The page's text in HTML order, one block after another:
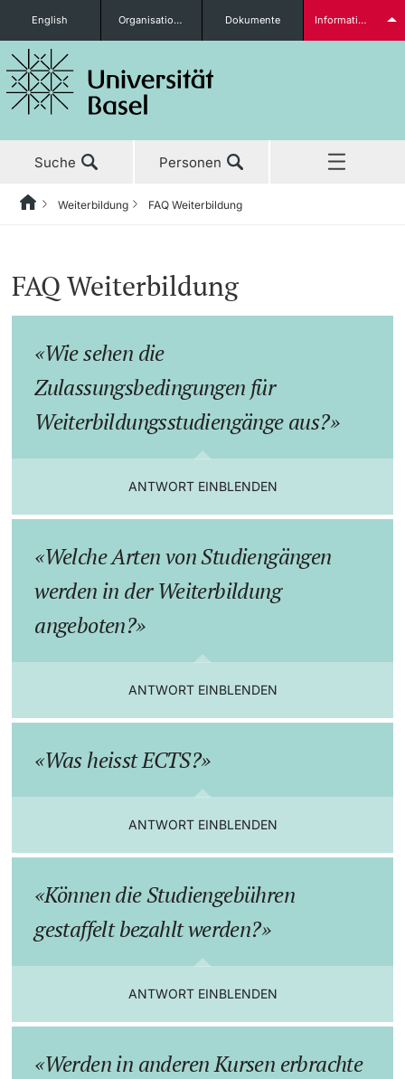
Studieninteressierte
weitere Informationen
Doktorierende
weitere Informationen
English Organisationseinheiten Dokumente Informationen für...
Suche Personen
Studium
Forschung
Lehre
Studienangebot
Insights Weiterbildung
Infoveranstaltungen & Events
Informationen & Materialien
HomeZurückWeiterbildung FAQ Weiterbildung
FAQ Weiterbildung
Wie sehen die
Zulassungsbedingungen für
Weiterbildungsstudiengänge aus?
ANTWORT EINBLENDEN
Welche Arten von Studiengängen
werden in der Weiterbildung
angeboten?
ANTWORT EINBLENDEN
Was heisst ECTS?
ANTWORT EINBLENDEN
Können die Studiengebühren
gestaffelt bezahlt werden?
ANTWORT EINBLENDEN
Werden in anderen Kursen erbrachte